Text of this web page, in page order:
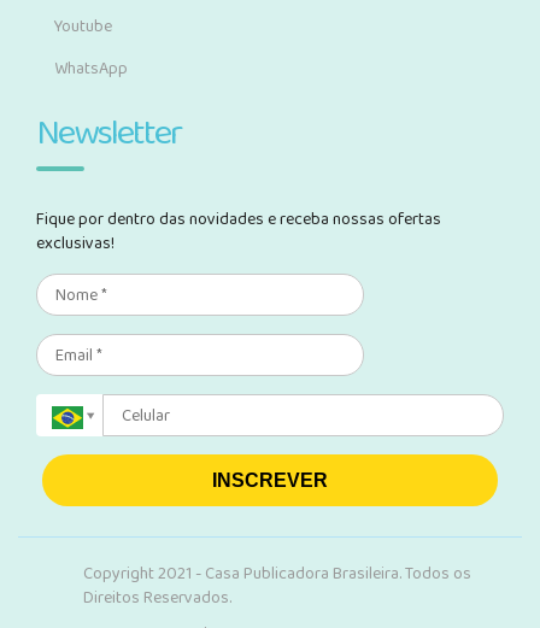
Youtube
WhatsApp
Newsletter
Fique por dentro das novidades e receba nossas ofertas
exclusivas!
INSCREVER
Copyright 2021 - Casa Publicadora Brasileira. Todos os
Direitos Reservados.